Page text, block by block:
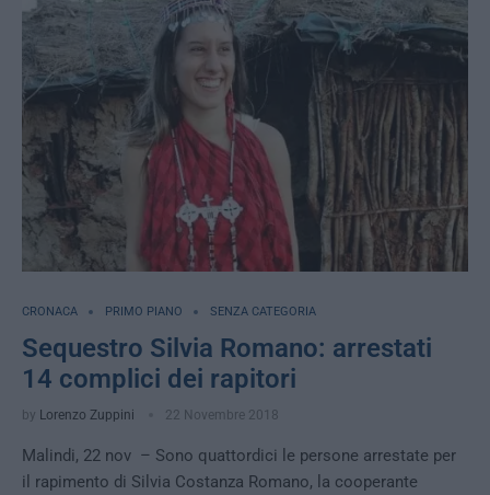
CRONACA PRIMO PIANO SENZA CATEGORIA
Sequestro Silvia Romano: arrestati
14 complici dei rapitori
by Lorenzo Zuppini 22 Novembre 2018
Malindi, 22 nov – Sono quattordici le persone arrestate per
il rapimento di Silvia Costanza Romano, la cooperante